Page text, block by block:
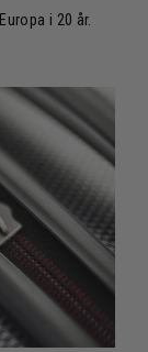
i 20 år.